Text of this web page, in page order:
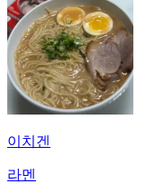
이치겐
라멘